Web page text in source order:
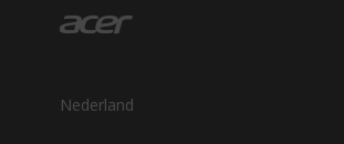
Nederland